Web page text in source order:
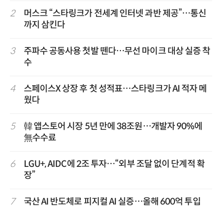
2
머스크 “스타링크가 전세계 인터넷 과반 제공”…통신
까지 삼킨다
3
주파수 공동사용 첫발 뗀다…무선 마이크 대상 실증 착
수
4
스페이스X 상장 후 첫 성적표…스타링크가 AI 적자 메
웠다
5
韓 앱스토어 시장 5년 만에 38조원…개발자 90%에
無수수료
6
LGU+, AIDC에 2조 투자…“외부 조달 없이 단계적 확
장”
7 국산 AI 반도체로 피지컬 AI 실증…올해 600억 투입